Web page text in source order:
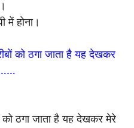
में होना।
को ठगा जाता है यह देखकर
को ठगा जाता है यह देखकर मेरे